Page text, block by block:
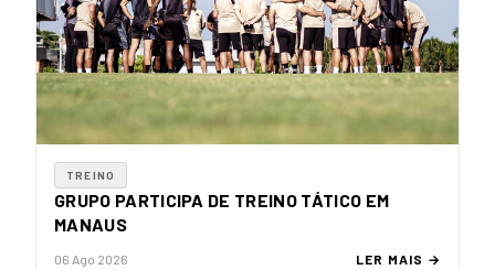
TREINO
GRUPO PARTICIPA DE TREINO TÁTICO EM
MANAUS
06 Ago 2026 LER MAIS →